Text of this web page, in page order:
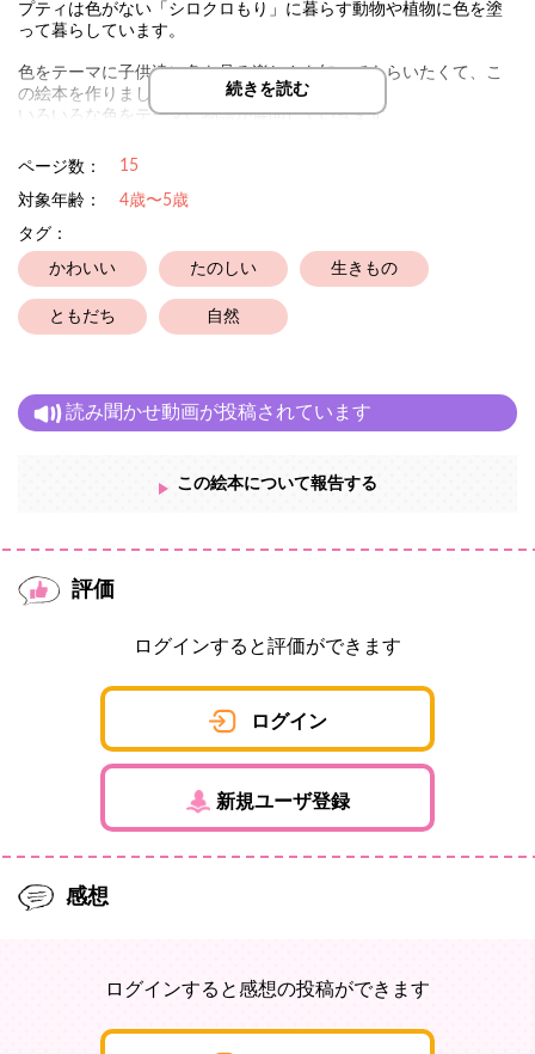
プティは色がない「シロクロもり」に暮らす動物や植物に色を塗
って暮らしています。
色をテーマに子供達に色を見る楽しさを知ってもらいたくて、こ
の絵本を作りました。
いろいろな色をテーマに物語が展開していきます。
続きを読む
ページ数： 15
対象年齢：
4歳〜5歳
タグ：
かわいい たのしい 生きもの
ともだち 自然
読み聞かせ動画が投稿されています
この絵本について報告する
評価
ログインすると評価ができます
ログイン
新規ユーザ登録
感想
ログインすると感想の投稿ができます